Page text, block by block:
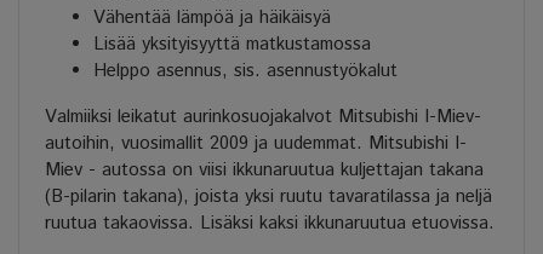
Vähentää lämpöä ja häikäisyä
Lisää yksityisyyttä matkustamossa
Helppo asennus, sis. asennustyökalut
Valmiiksi leikatut aurinkosuojakalvot Mitsubishi I-Miev-
autoihin, vuosimallit 2009 ja uudemmat. Mitsubishi I-
Miev - autossa on viisi ikkunaruutua kuljettajan takana
(B-pilarin takana), joista yksi ruutu tavaratilassa ja neljä
ruutua takaovissa. Lisäksi kaksi ikkunaruutua etuovissa.